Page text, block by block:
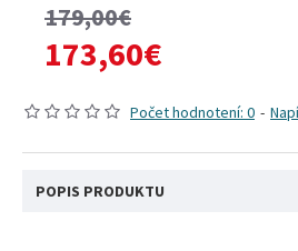
Počet hodnotení: 0 -
179,00€
173,60€
POPIS PRODUKTU